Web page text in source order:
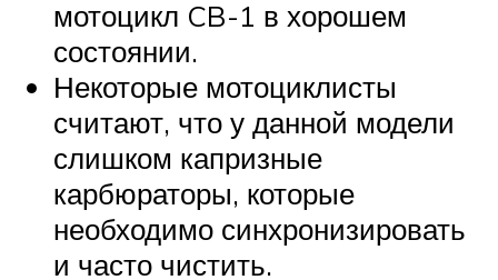
мотоцикл CB-1 в хорошем
состоянии.
Некоторые мотоциклисты
считают, что у данной модели
слишком капризные
карбюраторы, которые
необходимо синхронизировать
и часто чистить.